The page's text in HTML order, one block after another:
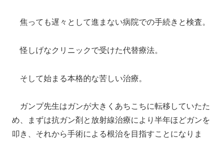
焦っても遅々として進まない病院での手続きと検査。
怪しげなクリニックで受けた代替療法。
そして始まる本格的な苦しい治療。
ガンプ先生はガンが大きくあちこちに転移していたた
め、まずは抗ガン剤と放射線治療により半年ほどガンを
叩き、それから手術による根治を目指すことになりま